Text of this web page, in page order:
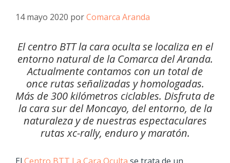
14 mayo 2020 porComarca Aranda
El centro BTT la cara oculta se localiza en el
entorno natural de la Comarca del Aranda.
Actualmente contamos con un total de
once rutas señalizadas y homologadas.
Más de 300 kilómetros ciclables. Disfruta de
la cara sur del Moncayo, del entorno, de la
naturaleza y de nuestras espectaculares
rutas xc-rally, enduro y maratón.